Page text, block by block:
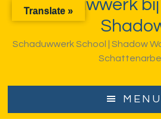
Schaduwwerk
Schaduwwerk School | Shadow
MENU
Translate »